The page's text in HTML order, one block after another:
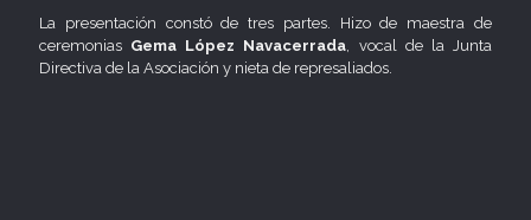
La presentación constó de tres partes. Hizo de maestra de
ceremonias Gema López Navacerrada , vocal de la Junta
Directiva de la Asociación y nieta de represaliados.